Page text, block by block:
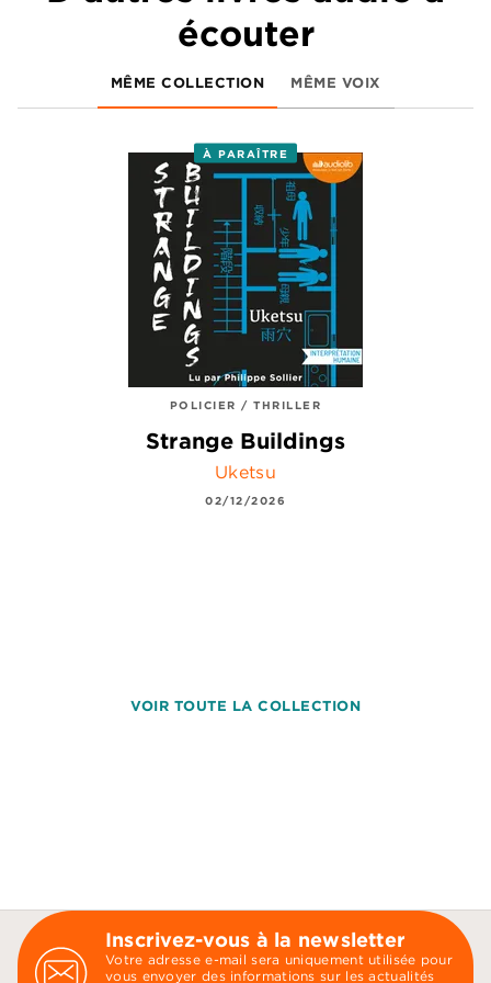
écouter
MÊME COLLECTION MÊME VOIX
À PARAÎTRE
POLICIER / THRILLER
Strange Buildings
Uketsu
02/12/2026
VOIR TOUTE LA COLLECTION
Inscrivez-vous à la newsletter
Votre adresse e-mail sera uniquement utilisée pour
vous envoyer des informations sur les actualités